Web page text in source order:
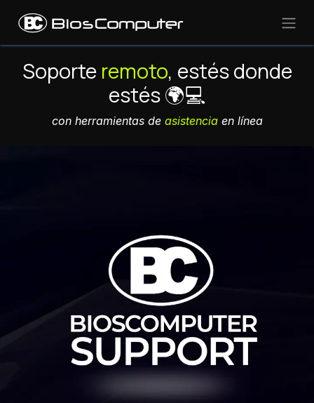
Soporte remoto, estés donde
estés 🌍💻
con herramientas de asistencia en línea